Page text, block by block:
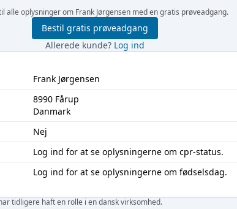
alle oplysninger om Frank Jørgensen med en gratis prøveadgang.
Bestil gratis prøveadgang
Allerede kunde? Log ind
Frank Jørgensen
8990 Fårup
Danmark
Nej
Log ind for at se oplysningerne om cpr-status.
Log ind for at se oplysningerne om fødselsdag.
tidligere haft en rolle i en dansk virksomhed.